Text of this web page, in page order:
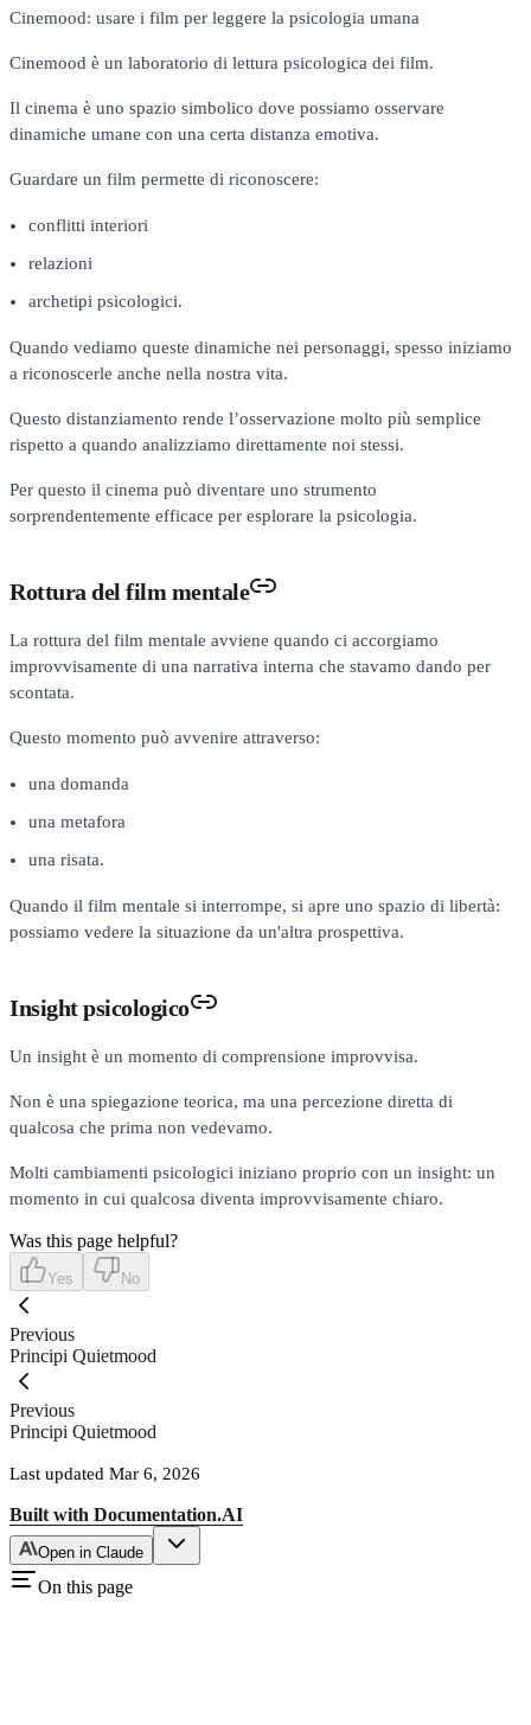
Cinemood: usare i film per leggere la psicologia umana
Cinemood è un laboratorio di lettura psicologica dei film.
Il cinema è uno spazio simbolico dove possiamo osservare
dinamiche umane con una certa distanza emotiva.
Guardare un film permette di riconoscere:
conflitti interiori
relazioni
archetipi psicologici.
Quando vediamo queste dinamiche nei personaggi, spesso iniziamo
a riconoscerle anche nella nostra vita.
Questo distanziamento rende l’osservazione molto più semplice
rispetto a quando analizziamo direttamente noi stessi.
Per questo il cinema può diventare uno strumento
sorprendentemente efficace per esplorare la psicologia.
Rottura del film mentale
La rottura del film mentale avviene quando ci accorgiamo
improvvisamente di una narrativa interna che stavamo dando per
scontata.
Questo momento può avvenire attraverso:
una domanda
una metafora
una risata.
Quando il film mentale si interrompe, si apre uno spazio di libertà:
possiamo vedere la situazione da un'altra prospettiva.
Insight psicologico
Un insight è un momento di comprensione improvvisa.
Non è una spiegazione teorica, ma una percezione diretta di
qualcosa che prima non vedevamo.
Molti cambiamenti psicologici iniziano proprio con un insight: un
momento in cui qualcosa diventa improvvisamente chiaro.
Was this page helpful?
Yes No
Previous
Principi Quietmood
Previous
Principi Quietmood
Last updated Mar 6, 2026
Built with Documentation.AI
Open in Claude
On this page